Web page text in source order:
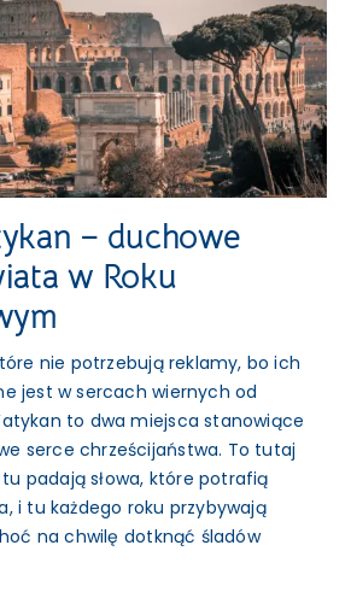
– duchowe
w Roku
nie potrzebują reklamy, bo ich
jest w sercach wiernych od
to dwa miejsca stanowiące
serce chrześcijaństwa. To tutaj
tu padają słowa, które potrafią
i tu każdego roku przybywają
na chwilę dotknąć śladów